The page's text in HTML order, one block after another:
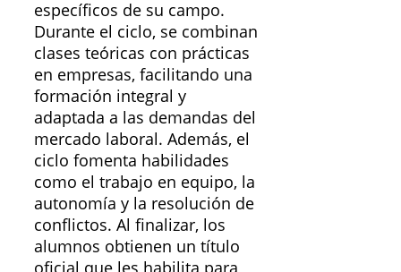
específicos de su campo.
Durante el ciclo, se combinan
clases teóricas con prácticas
en empresas, facilitando una
formación integral y
adaptada a las demandas del
mercado laboral. Además, el
ciclo fomenta habilidades
como el trabajo en equipo, la
autonomía y la resolución de
conflictos. Al finalizar, los
alumnos obtienen un título
oficial que les habilita para